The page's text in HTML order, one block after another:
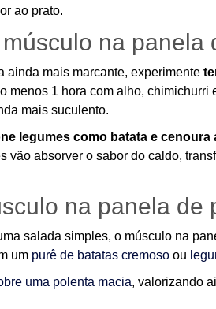
ao prato.
na panela
ainda mais marcante, experimente
menos 1 hora com alho, chimichurri
mais suculento.
legumes como batata e
vão absorver o sabor do caldo,
na panela de
salada simples, o músculo na
um purê de batatas cremoso ou
uma polenta macia, valorizando